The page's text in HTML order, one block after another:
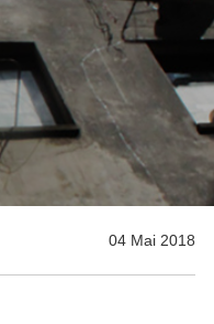
04 Mai 2018